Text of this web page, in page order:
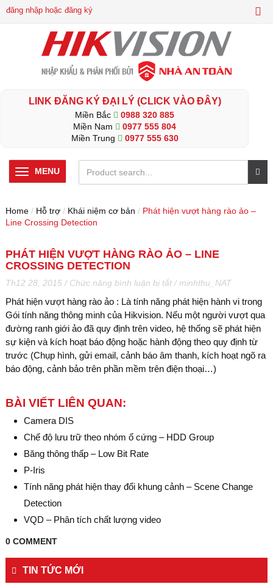
đăng nhập hoặc đăng ký
LINK ĐĂNG KÝ ĐẠI LÝ (CLICK VÀO ĐÂY)
Miền Bắc
0988 320 885
Miền Nam
0977 555 804
Miền Trung
0977 555 630
MENU
Home / Hỗ trợ / Khái niệm cơ bản / Phát hiện vượt hàng rào ảo –
Line Crossing Detection
PHÁT HIỆN VƯỢT HÀNG RÀO ẢO – LINE
CROSSING DETECTION
Th12 28, 2015 / Chức năng bình luận bị tắtở
hiện
vượt
hàng
rào
ảo
–
Line
/ minhthu_NAT
Phát hiện vượt hàng rào ảo : Là tính năng phát hiện hành vi trong
Gói tính năng thông minh của Hikvision. Nếu một người vượt qua
đường ranh giới ảo đã quy định trên video, hệ thống sẽ phát hiện
sự kiện và kích hoạt báo động hoặc hành động theo quy định từ
trước (Chụp hình, gửi email, cảnh báo âm thanh, kích hoạt ngõ ra
báo động, cảnh bảo trên phần mềm trên điện thoại…)
BÀI VIẾT LIÊN QUAN:
Camera DIS
Chế độ lưu trữ theo nhóm ổ cứng – HDD Group
Băng thông thấp – Low Bit Rate
P-Iris
Tính năng phát hiện thay đổi khung cảnh – Scene Change
Detection
VQD – Phân tích chất lượng video
0 COMMENT
TIN TỨC MỚI